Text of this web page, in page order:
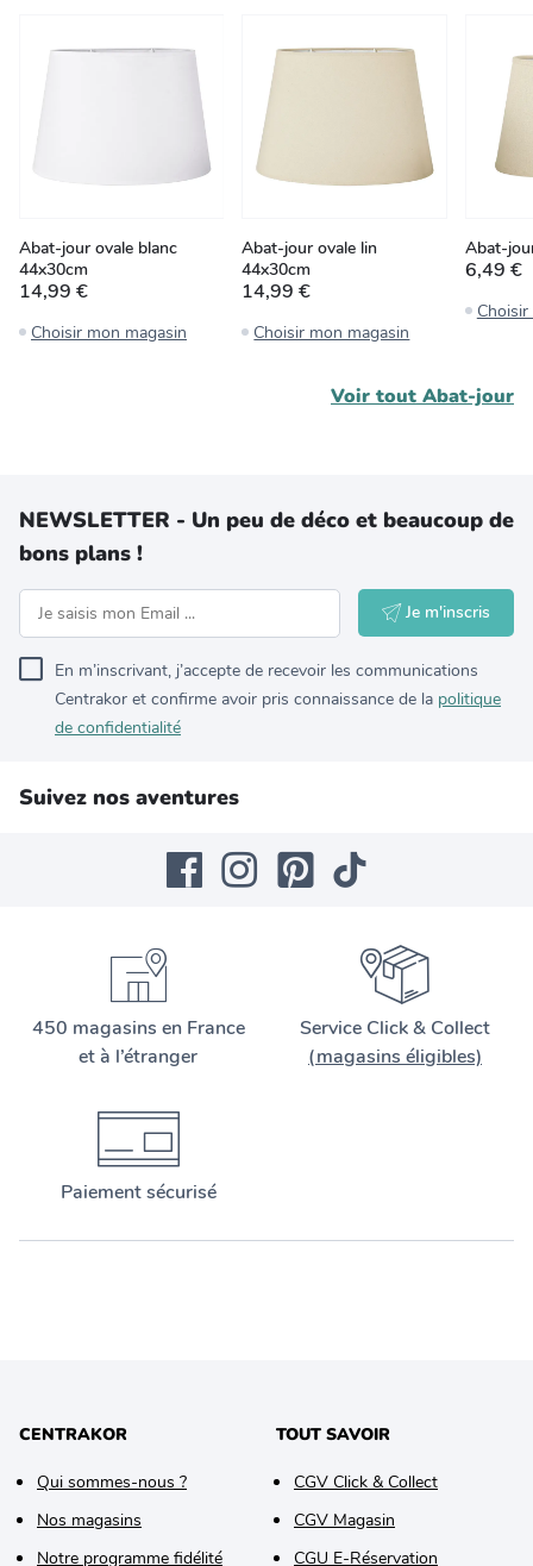
Abat-jour ovale blanc
44x30cm
14,99 €
Choisir mon magasin
Abat-jour ovale lin
44x30cm
14,99 €
Choisir mon magasin
Abat-
6,49 €
Voir tout Abat-jour
NEWSLETTER - Un peu de déco et beaucoup de
bons plans !
Je m'inscris
En m’inscrivant, j’accepte de recevoir les communications
Centrakor et confirme avoir pris connaissance de la politique
de confidentialité
Suivez nos aventures
450 magasins en France
et à l’étranger
Service Click & Collect
(magasins éligibles)
Paiement sécurisé
CENTRAKOR
Qui sommes-nous ?
Nos magasins
Notre programme fidélité
TOUT SAVOIR
CGV Click & Collect
CGV Magasin
CGU E-Réservation